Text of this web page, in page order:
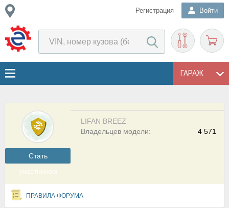
Регистрация Войти
ГАРАЖ
Cтать
участником
LIFAN BREEZ
4 571
Владельцев модели:
ПРАВИЛА ФОРУМА